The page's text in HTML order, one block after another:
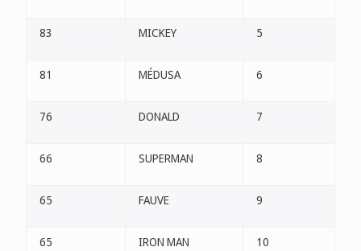
83 MICKEY 5
81 MÉDUSA 6
76 DONALD 7
66 SUPERMAN 8
65 FAUVE 9
65 IRON MAN 10